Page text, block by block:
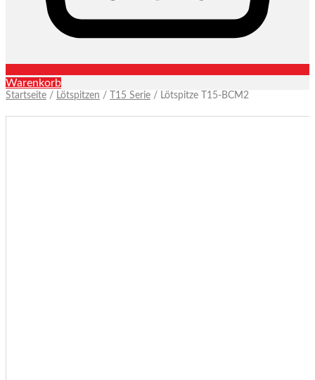
Warenkorb
Startseite / Lötspitzen / T15 Serie / Lötspitze T15-BCM2